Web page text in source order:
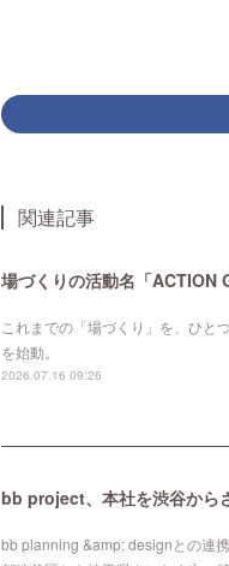
関連記事
場づくりの活動名「ACTION
これまでの「場づくり」を、ひと
を始動。
2026.07.16 09:26
bb project、本社を渋谷から
bb planning &amp; designとの連